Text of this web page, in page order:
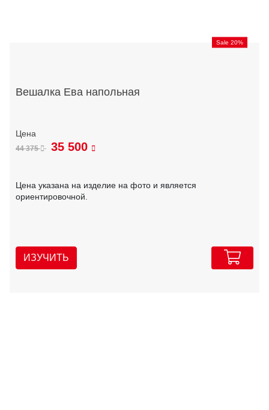
Sale 20%
Вешалка Ева напольная
44 375 35 500
Цена указана на изделие на фото и является
ориентировочной.
ИЗУЧИТЬ